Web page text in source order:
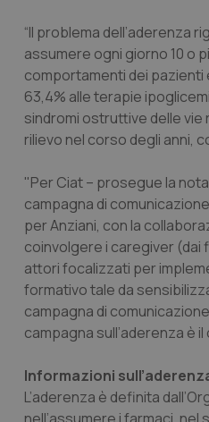
“Il problema dell’aderenza
assumere ogni giorno 10 o
comportamenti dei pazienti
63,4% alle terapie
sindromi ostruttive delle vie
rilievo nel corso degli anni,
"Per Ciat – prosegue la
campagna di
per Anziani, con la
coinvolgere i caregiver (dai
attori focalizzati per
formativo tale da
campagna di
campagna sull’aderenza è
Informazioni
L’aderenza è definita